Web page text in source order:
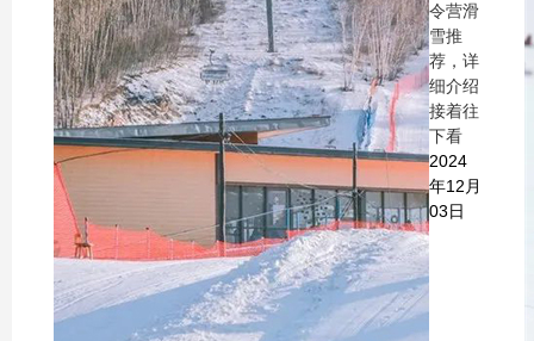
令营滑
雪推
荐，详
细介绍
接着往
下看
2024
年12月
03日